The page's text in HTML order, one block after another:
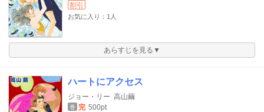
割引
お気に入り：1人
あらすじを見る▼
ハートにアクセス
ジョー・リー 高山繭
巻 完 500pt